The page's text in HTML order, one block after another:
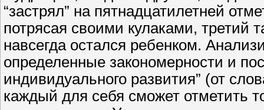
“застрял” на пятнадцатилетней
потрясая своими кулаками, третий
навсегда остался ребенком.
определенные закономерности и
индивидуального развития” (от
каждый для себя сможет отметить